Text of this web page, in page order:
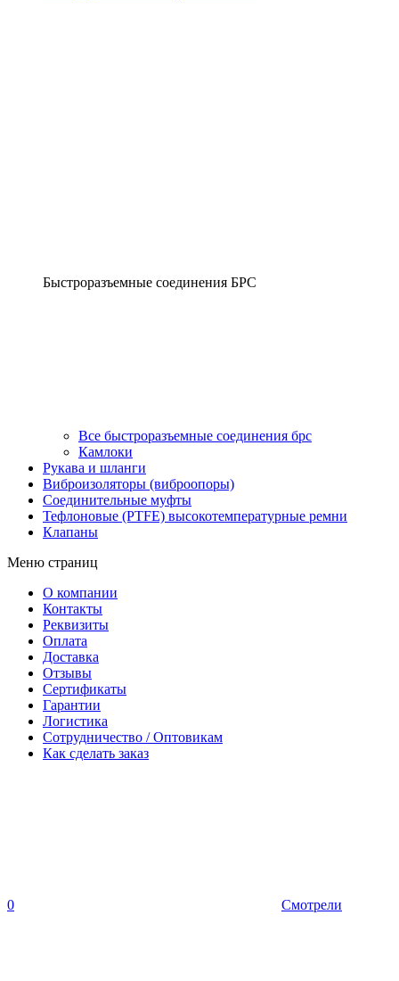
Быстроразъемные соединения БРС
Все быстроразъемные соединения брс
Камлоки
Рукава и шланги
Виброизоляторы (виброопоры)
Соединительные муфты
Тефлоновые (PTFE) высокотемпературные ремни
Клапаны
Меню страниц
О компании
Контакты
Реквизиты
Оплата
Доставка
Отзывы
Сертификаты
Гарантии
Логистика
Сотрудничество / Оптовикам
Как сделать заказ
0 Смотрели